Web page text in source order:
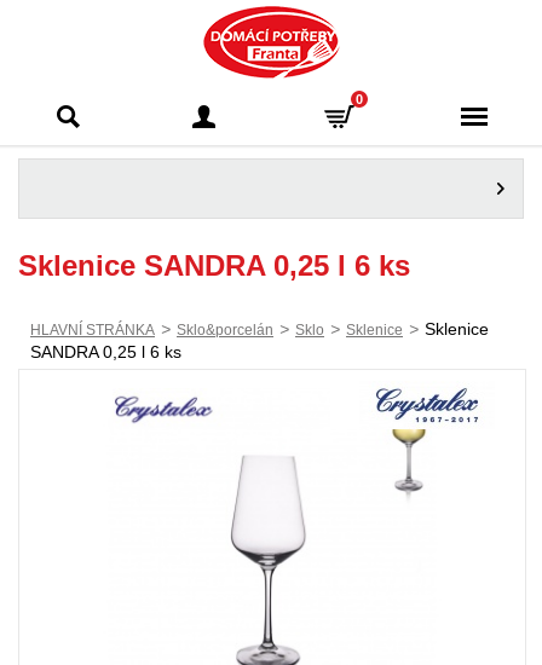
Franta - Příbram
0
Sklenice SANDRA 0,25 l 6 ks
HLAVNÍ STRÁNKA > Sklo&porcelán > Sklo > Sklenice > Sklenice
SANDRA 0,25 l 6 ks